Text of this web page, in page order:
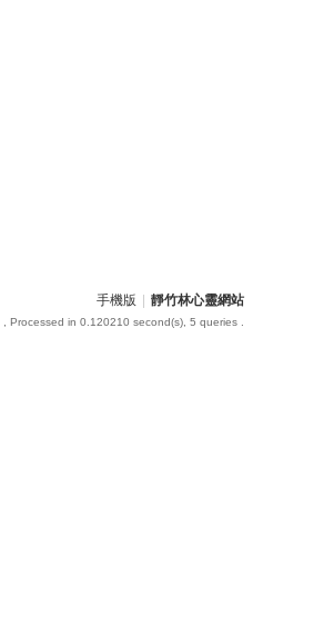
手機版 靜竹林心靈網站
, Processed in 0.120210 second(s), 5 queries .